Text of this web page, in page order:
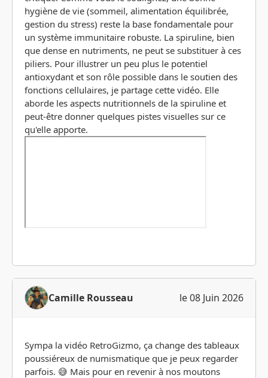
hygiène de vie (sommeil, alimentation équilibrée,
gestion du stress) reste la base fondamentale pour
un système immunitaire robuste. La spiruline, bien
que dense en nutriments, ne peut se substituer à ces
piliers. Pour illustrer un peu plus le potentiel
antioxydant et son rôle possible dans le soutien des
fonctions cellulaires, je partage cette vidéo. Elle
aborde les aspects nutritionnels de la spiruline et
peut-être donner quelques pistes visuelles sur ce
qu'elle apporte.
Camille Rousseau le 08 Juin 2026
Sympa la vidéo RetroGizmo, ça change des tableaux
poussiéreux de numismatique que je peux regarder
parfois. 😅 Mais pour en revenir à nos moutons